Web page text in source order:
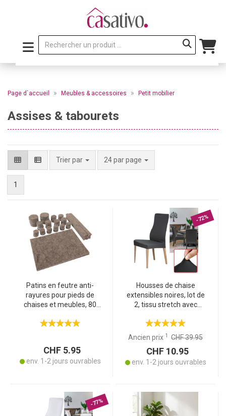
Page d`accueil » Meubles & accessoires » Petit mobilier
Assises & tabourets
Trier par 24 par page
1
Patins en feutre anti-
rayures pour pieds de
chaises et meubles, 80
CHF 5.95
env. 1-2 jours ouvrables
-72%
Housses de chaise
extensibles noires, lot de
2, tissu stretch avec
Standard 100, lavables à
40 °C, protection contre
Ancien prix 1 CHF 39.95
CHF 10.95
env. 1-2 jours ouvrables
-77%